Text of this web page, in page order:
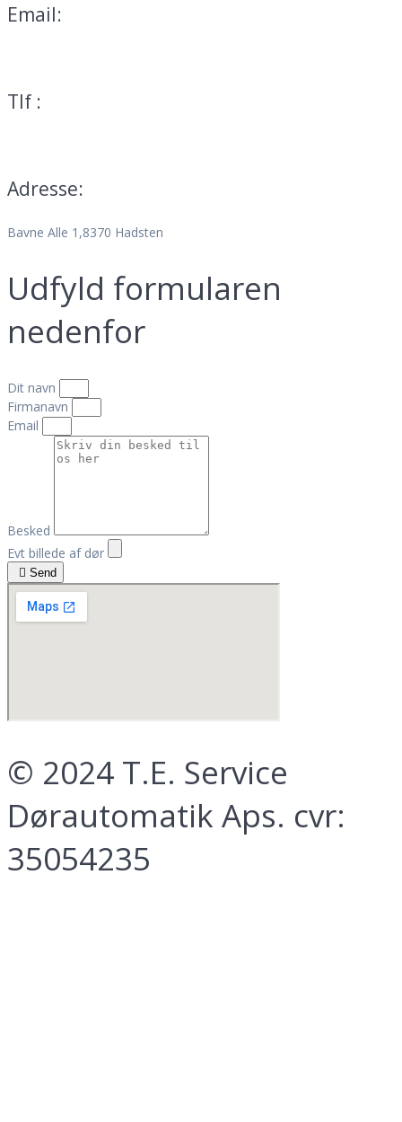
Email:
Tlf :
Adresse:
Bavne Alle 1,8370 Hadsten
Udfyld formularen
nedenfor
Dit navn
Firmanavn
Email
Besked
Evt billede af dør
Send
© 2024 T.E. Service
Dørautomatik Aps. cvr:
35054235